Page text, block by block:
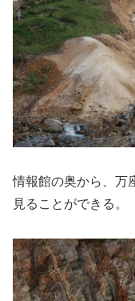
情報館の奥から、万
見ることができる。